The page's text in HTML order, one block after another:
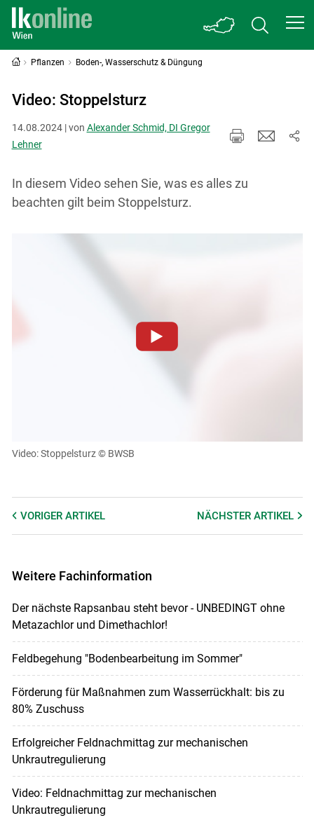
Pflanzen Boden-, Wasserschutz & Düngung
Video: Stoppelsturz
14.08.2024 | von Alexander Schmid, DI Gregor
Lehner
In diesem Video sehen Sie, was es alles zu
beachten gilt beim Stoppelsturz.
einsehen und korrigieren
Video: Stoppelsturz © BWSB
VORIGER ARTIKEL NÄCHSTERARTIKEL
Weitere Fachinformation
Der nächste Rapsanbau steht bevor - UNBEDINGT ohne
Metazachlor und Dimethachlor!
Feldbegehung "Bodenbearbeitung im Sommer"
Förderung für Maßnahmen zum Wasserrückhalt: bis zu
80% Zuschuss
Erfolgreicher Feldnachmittag zur mechanischen
Unkrautregulierung
Video: Feldnachmittag zur mechanischen
Unkrautregulierung